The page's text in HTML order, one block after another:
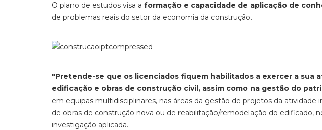
O plano de estudos visa a formação e capacidade de aplicação de
de problemas reais do setor da economia da construção.
"Pretende-se que os licenciados fiquem habilitados a exercer a sua
edificação e obras de construção civil, assim como na gestão do
em equipas multidisciplinares, nas áreas da gestão de projetos da atividade
de obras de construção nova ou de reabilitação/remodelação do edificado,
investigação aplicada.